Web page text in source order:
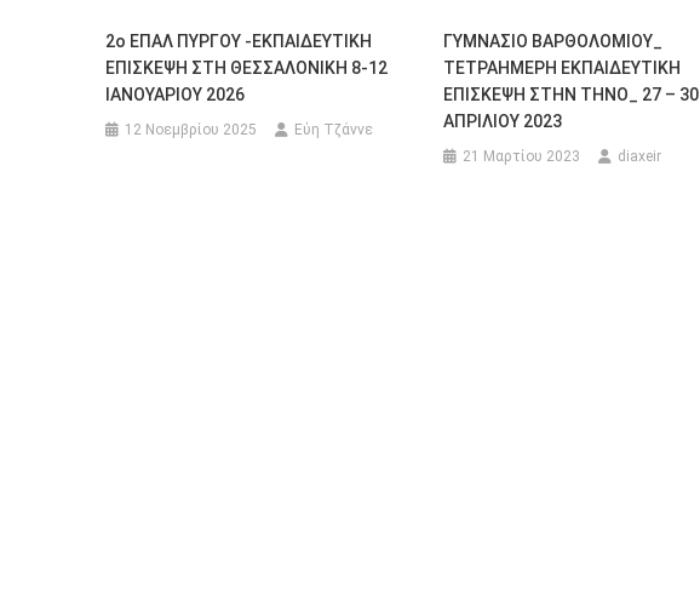
2ο ΕΠΑΛ ΠΥΡΓΟΥ -ΕΚΠΑΙΔΕΥΤΙΚΗ
ΕΠΙΣΚΕΨΗ ΣΤΗ ΘΕΣΣΑΛΟΝΙΚΗ 8-12
ΙΑΝΟΥΑΡΙΟΥ 2026
12 Νοεμβρίου 2025 Εύη Τζάννε
ΓΥΜΝΑΣΙΟ ΒΑΡΘΟΛΟΜΙΟΥ_
ΤΕΤΡΑΗΜΕΡΗ ΕΚΠΑΙΔΕΥΤΙΚΗ
ΕΠΙΣΚΕΨΗ ΣΤΗΝ ΤΗΝΟ_ 27 – 30
ΑΠΡΙΛΙΟΥ 2023
21 Μαρτίου 2023 diaxeir